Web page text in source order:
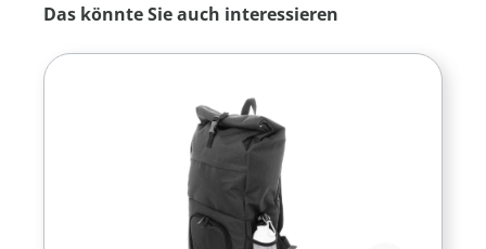
Produktgalerie überspringen
Das könnte Sie auch interessieren